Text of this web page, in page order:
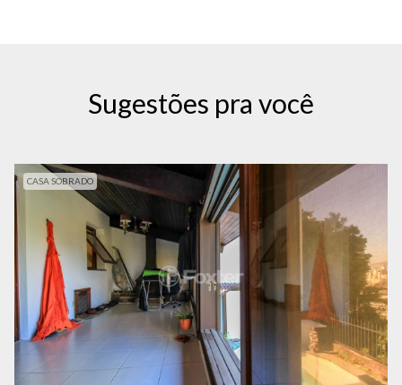
Sugestões pra você
CASA SOBRADO